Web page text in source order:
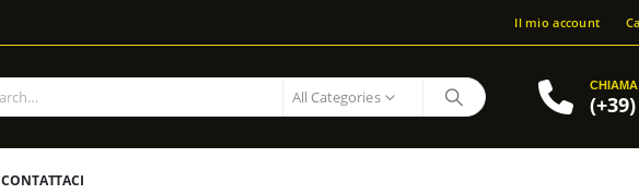
Il mio account
All Categories
CHIAMA
CONTATTACI